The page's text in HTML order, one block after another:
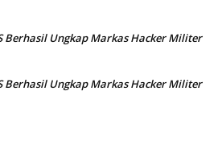
Berhasil Ungkap Markas Hacker Militer
Berhasil Ungkap Markas Hacker Militer